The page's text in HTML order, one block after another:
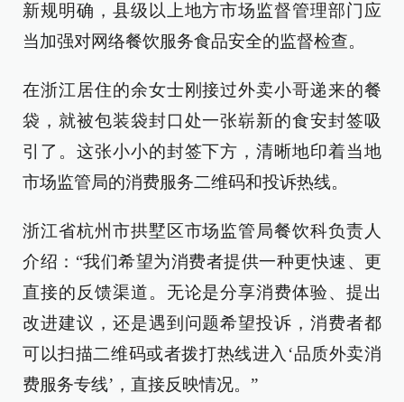
新规明确，县级以上地方市场监督管理部门应
当加强对网络餐饮服务食品安全的监督检查。
在浙江居住的余女士刚接过外卖小哥递来的餐
袋，就被包装袋封口处一张崭新的食安封签吸
引了。这张小小的封签下方，清晰地印着当地
市场监管局的消费服务二维码和投诉热线。
浙江省杭州市拱墅区市场监管局餐饮科负责人
介绍：“我们希望为消费者提供一种更快速、更
直接的反馈渠道。无论是分享消费体验、提出
改进建议，还是遇到问题希望投诉，消费者都
可以扫描二维码或者拨打热线进入‘品质外卖消
费服务专线’，直接反映情况。”